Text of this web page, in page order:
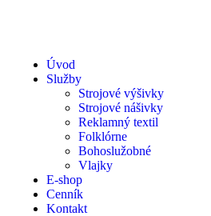
Úvod
Služby
Strojové výšivky
Strojové nášivky
Reklamný textil
Folklórne
Bohoslužobné
Vlajky
E-shop
Cenník
Kontakt